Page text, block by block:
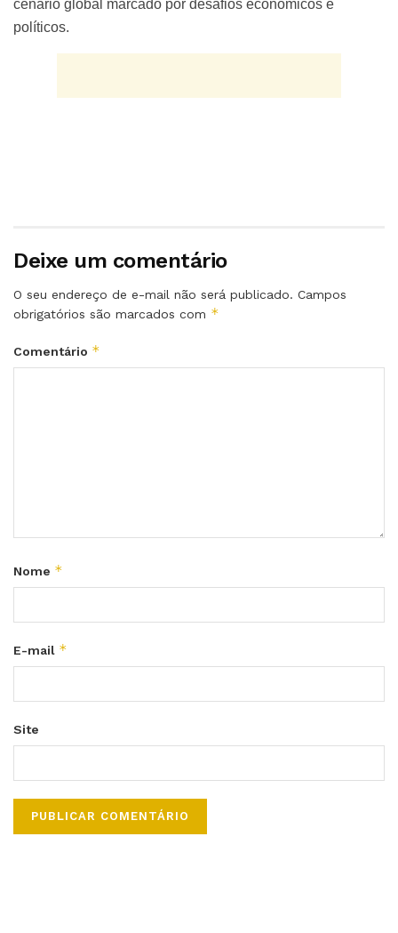
cenário global marcado por desafios econômicos e
políticos.
Deixe um comentário
O seu endereço de e-mail não será publicado. Campos
obrigatórios são marcados com *
Comentário *
Nome *
E-mail *
Site